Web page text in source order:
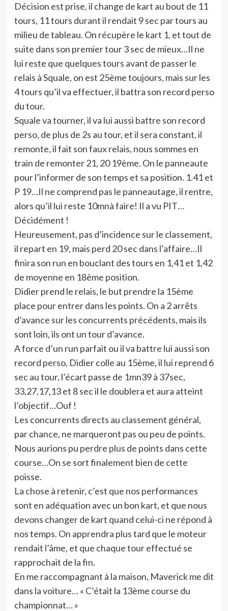
Décision est prise, il change de kart au bout de 11
tours, 11 tours durant il rendait 9 sec par tours au
milieu de tableau. On récupère le kart 1, et tout de
suite dans son premier tour 3 sec de mieux…Il ne
lui reste que quelques tours avant de passer le
relais à Squale, on est 25ème toujours, mais sur les
4 tours qu’il va effectuer, il battra son record perso
du tour.
Squale va tourner, il va lui aussi battre son record
perso, de plus de 2s au tour, et il sera constant, il
remonte, il fait son faux relais, nous sommes en
train de remonter 21, 20 19ème. On le panneaute
pour l’informer de son temps et sa position. 1.41 et
P 19…Il ne comprend pas le panneautage, il rentre,
alors qu’il lui reste 10mnà faire! Il a vu PIT…
Décidément !
Heureusement, pas d’incidence sur le classement,
il repart en 19, mais perd 20 sec dans l’affaire…Il
finira son run en bouclant des tours en 1,41 et 1,42
de moyenne en 18ème position.
Didier prend le relais, le but prendre la 15ème
place pour entrer dans les points. On a 2 arrêts
d’avance sur les concurrents précédents, mais ils
sont loin, ils ont un tour d’avance.
A force d’un run parfait ou il va battre lui aussi son
record perso, Didier colle au 15ème, il lui reprend 6
sec au tour, l’écart passe de 1mn39 à 37sec,
33,27,17,13 et 8 sec il le doublera et aura atteint
l’objectif…Ouf !
Les concurrents directs au classement général,
par chance, ne marqueront pas ou peu de points.
Nous aurions pu perdre plus de points dans cette
course…On se sort finalement bien de cette
poisse.
La chose à retenir, c’est que nos performances
sont en adéquation avec un bon kart, et que nous
devons changer de kart quand celui-ci ne répond à
nos temps. On apprendra plus tard que le moteur
rendait l’âme, et que chaque tour effectué se
rapprochait de la fin.
En me raccompagnant à la maison, Maverick me dit
dans la voiture… « C’était la 13ème course du
championnat… »